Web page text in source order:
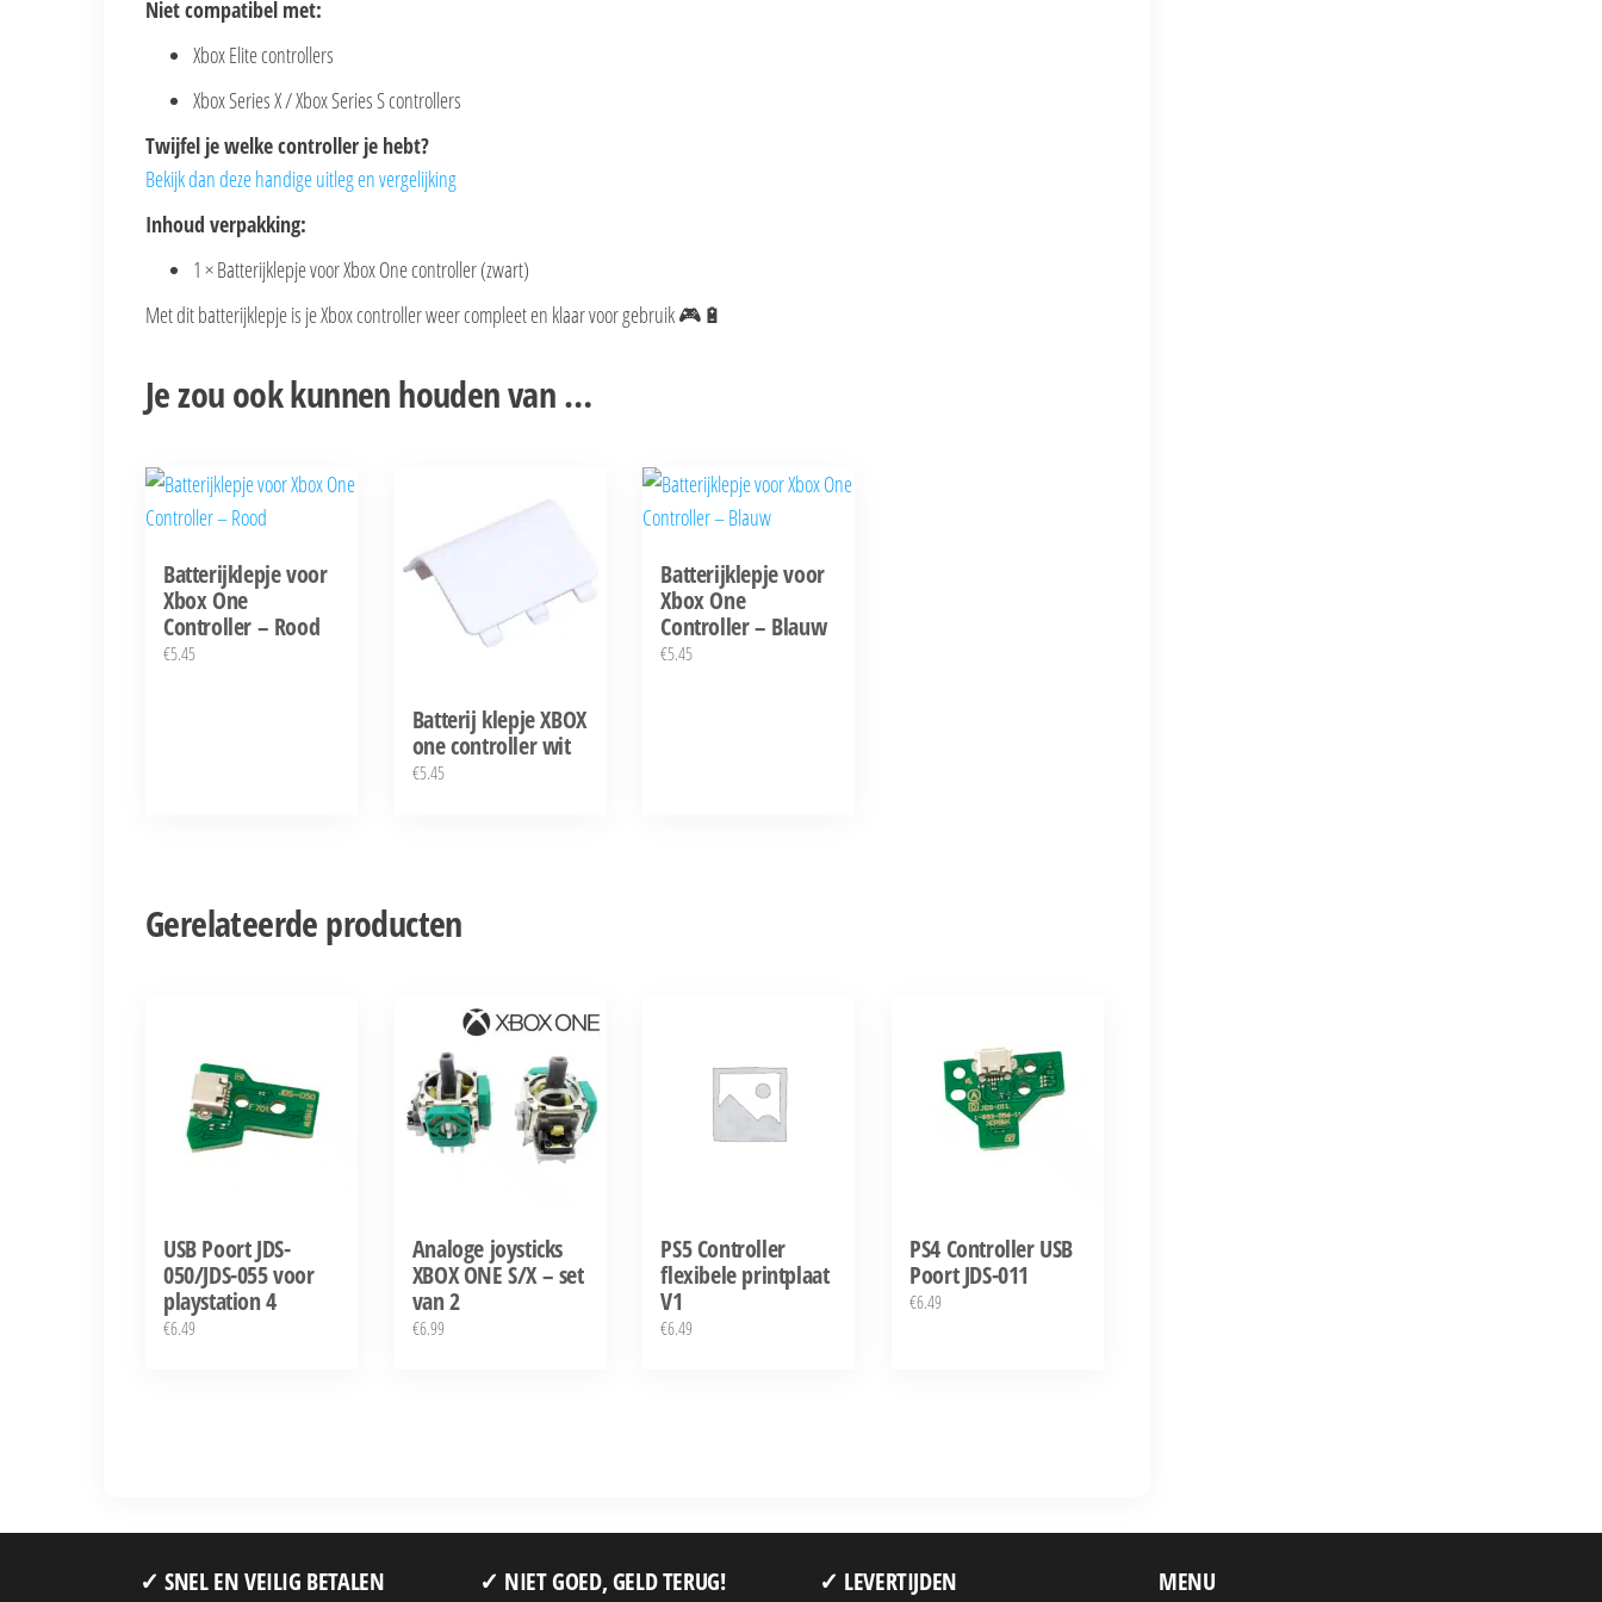
Niet compatibel met:
Xbox Elite controllers
Xbox Series X/Xbox Series Scontrollers
Twijfel je welke controller je hebt?
Bekijk dan deze handige uitleg en vergelijking
Inhoud verpakking:
1 × Batterijklepje voor Xbox One controller (zwart)
Met dit batterijklepje is je Xbox controller weer compleet en klaar voor gebruik 🎮🔋
Je zou ook kunnen houden van …
Batterijklepje voor
Xbox One
Controller – Rood
€5.45
Batterij klepje XBOX
one controller wit
€5.45
Batterijklepje voor
Xbox One
Controller – Blauw
€5.45
Gerelateerde producten
USB Poort JDS-
050/JDS-055 voor
playstation 4
€6.49
Analoge joysticks
XBOX ONE S/X – set
van 2
€6.99
PS5 Controller
flexibele printplaat
V1
€6.49
PS4 Controller USB
Poort JDS-011
€6.49
✓ SNEL EN VEILIG BETALEN ✓ NIET GOED, GELD TERUG! ✓ LEVERTIJDEN MENU